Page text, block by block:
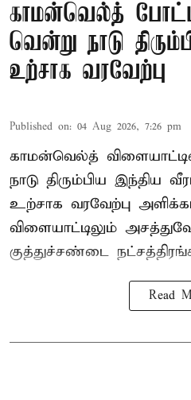
காமன்வெல்த்
வென்று நாடு
உற்சாக வரவேற்பு
Published on: 04 Aug 2026, 7:26 pm
காமன்வெல்த்
நாடு திரும்பிய இந்திய
உற்சாக வரவேற்பு
விளையாட்டிலும்
குத்துச்சண்டை
Read